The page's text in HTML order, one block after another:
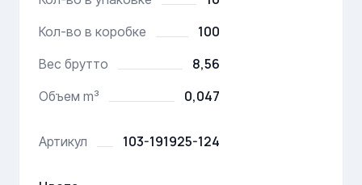
Кол-во в коробке 100
Вес брутто 8,56
Объем m³ 0,047
Артикул 103-191925-124